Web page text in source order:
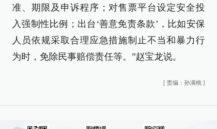
准、期限及申诉程序；对售票平台设定安全投
入强制性比例；出台‘善意免责条款’，比如安保
人员依规采取合理应急措施制止不当和暴力行
为时，免除民事赔偿责任等。”赵宝龙说。
[ 责编：孙满桃 ]